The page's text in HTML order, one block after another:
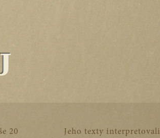
20
Jeho texty interpretovali